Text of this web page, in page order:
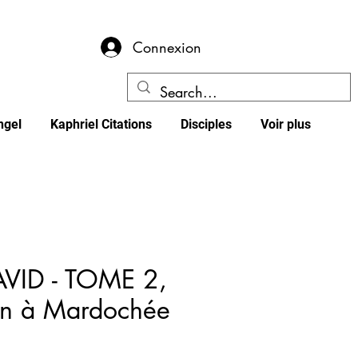
Connexion
Kaphriel Citations Disciples Voir plus
- TOME 2,
à Mardochée